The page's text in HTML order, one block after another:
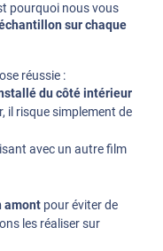
pourquoi nous vous
sur chaque
réussie :
du côté intérieur
il risque simplement de
avec un autre film
amontpour éviter de
les réaliser sur